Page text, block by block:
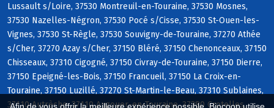
Lussault s/Loire, 37530 Montreuil-en-Touraine, 37530 Mosnes,
37530 Nazelles-Négron, 37530 Pocé s/Cisse, 37530 St-Ouen-les-
Vignes, 37530 St-Règle, 37530 Souvigny-de-Touraine, 37270 Athée
s/Cher, 37270 Azay s/Cher, 37150 Bléré, 37150 Chenonceaux, 37150
Chisseaux, 37310 Cigogné, 37150 Civray-de-Touraine, 37150 Dierre,
37150 Epeigné-les-Bois, 37150 Francueil, 37150 La Croix-en-
Touraine, 37150 Luzillé, 37270 St-Martin-le-Beau, 37310 Sublaines,
37110 Autrèche, 37110 Auzouer-en-Touraine, 37380 Crotelles,